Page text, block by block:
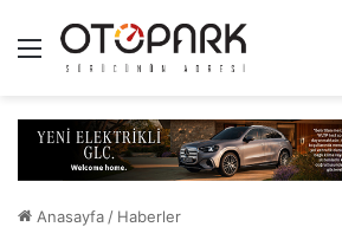
Menü
Anasayfa / Haberler